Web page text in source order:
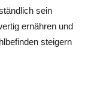
sein
ernähren und
steigern